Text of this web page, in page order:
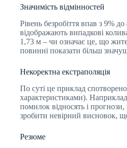
Значимість відмінностей
Рівень безробіття впав з 9%
відображають випадкові
1,73 м – чи означає це, що
повинні показати більш
Некоректна екстраполяція
По суті це приклад
характеристиками).
помилок відносять і
зробити невірний висновок,
Резюме